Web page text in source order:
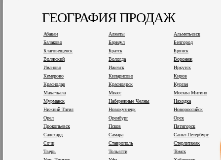
ГЕОГРАФИЯ ПРОДАЖ
Абакан Алматы
Альметьевск
Балаково
Барнаул
Белгород
Благовещенск
Братск
Брянск
Волжский
Вологда
Воронеж
Иваново
Ижевск
Иркутск
Кемерово
Кипарисово
Киров
Краснодар
Красноярск
Курган
Махачкала
Миасс
Москва Митино
Мурманск
Набережные Челны
Находка
Нижний Тагил
Новокузнецк
Новороссийск
Орел
Оренбург
Орск
Прокопьевск
Псков
Пятигорск
Салехард
Самара
Санкт-Петербург
Сочи
Ставрополь
Стерлитамак
Тверь
Тольятти
Томск